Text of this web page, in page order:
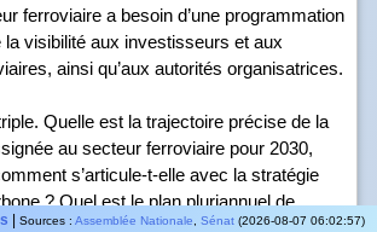
ferroviaire a besoin d’une programmation
la visibilité aux investisseurs et aux
ainsi qu’aux autorités organisatrices.
Quelle est la trajectoire précise de la
au secteur ferroviaire pour 2030,
s’articule-t-elle avec la stratégie
? Quel est le plan pluriannuel de
les 136 milliards d’euros
Sources : Assemblée Nationale Sénat (2026-08-07 06:02:57)